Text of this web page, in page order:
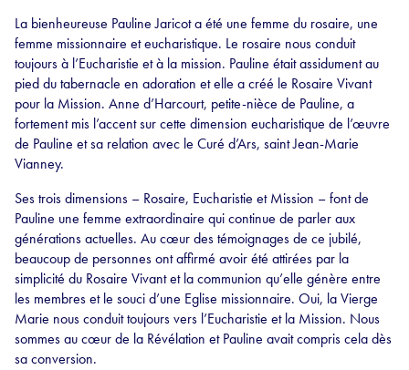
La bienheureuse Pauline Jaricot a été une femme du rosaire, une
femme missionnaire et eucharistique. Le rosaire nous conduit
toujours à l’Eucharistie et à la mission. Pauline était assidument au
pied du tabernacle en adoration et elle a créé le Rosaire Vivant
pour la Mission. Anne d’Harcourt, petite-nièce de Pauline, a
fortement mis l’accent sur cette dimension eucharistique de l’œuvre
de Pauline et sa relation avec le Curé d’Ars, saint Jean-Marie
Vianney.
Ses trois dimensions – Rosaire, Eucharistie et Mission – font de
Pauline une femme extraordinaire qui continue de parler aux
générations actuelles. Au cœur des témoignages de ce jubilé,
beaucoup de personnes ont affirmé avoir été attirées par la
simplicité du Rosaire Vivant et la communion qu’elle génère entre
les membres et le souci d’une Eglise missionnaire. Oui, la Vierge
Marie nous conduit toujours vers l’Eucharistie et la Mission. Nous
sommes au cœur de la Révélation et Pauline avait compris cela dès
sa conversion.